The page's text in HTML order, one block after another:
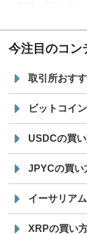
7/29
SBI VC
今注目のコン
取引所おす
ビットコイ
USDCの買
JPYCの買い
イーサリア
XRPの買い